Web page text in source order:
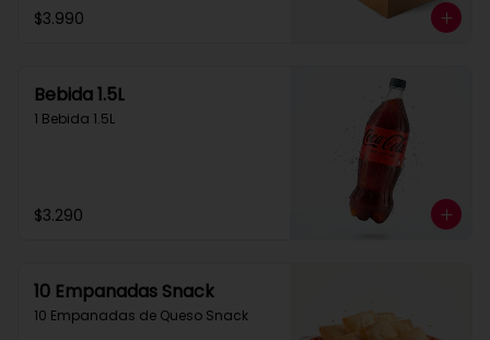
$3.990
Bebida 1.5L
1 Bebida 1.5L
$3.290
10 Empanadas Snack
10 Empanadas de Queso Snack